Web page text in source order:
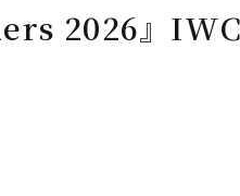
2026』IWC